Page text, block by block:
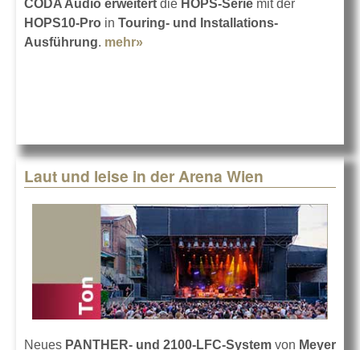
CODA Audio erweitert die HOPS-Serie mit der
HOPS10-Pro in Touring- und Installations-
Ausführung. mehr»
Laut und leise in der Arena Wien
Neues PANTHER- und 2100-LFC-System von Meyer